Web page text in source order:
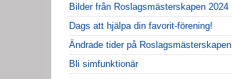
Bilder från Roslagsmästerskapen 2024
Dags att hjälpa din favorit-förening!
Ändrade tider på Roslagsmästerskapen
Bli simfunktionär